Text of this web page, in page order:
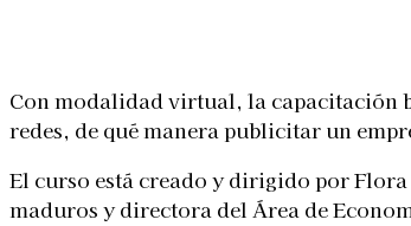
Con modalidad virtual, la capacitación
redes, de qué manera publicitar un
El curso está creado y dirigido por
maduros y directora del Área de